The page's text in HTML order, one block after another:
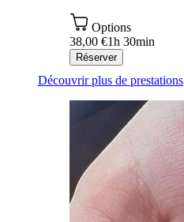
Options
38,00 €1h 30min
Réserver
Découvrir plus de prestations